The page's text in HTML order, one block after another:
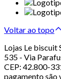
Voltar ao topo
Lojas Le biscuit
535 - Via
CEP: 42.800-
pagamento são